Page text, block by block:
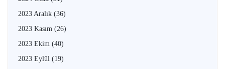
2023 Aralık (36)
2023 Kasım (26)
2023 Ekim (40)
2023 Eylül (19)